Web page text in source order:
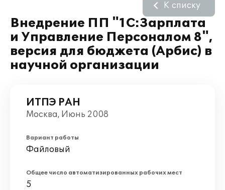
Внедрение ПП "1С:Зарплата
и Управление Персоналом 8",
версия для бюджета (Арбис) в
научной организации
К списку
ИТПЭ РАН
Москва, Июнь 2008
Вариант работы
Файловый
Общее число автоматизированных рабочих мест
5